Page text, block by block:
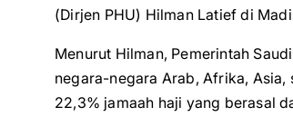
(Dirjen PHU) Hilman Latief di
Menurut Hilman, Pemerintah
negara-negara Arab, Afrika, Asia,
22,3% jamaah haji yang berasal